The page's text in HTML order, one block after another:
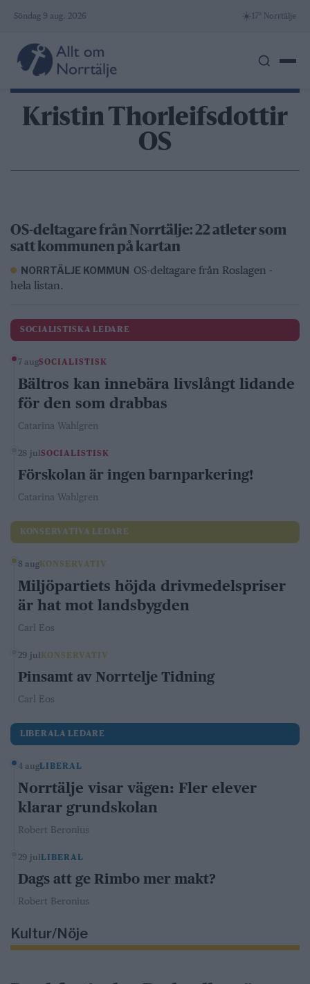
Skip
content
Söndag 9 aug. 2026 ☀️ 17° Norrtälje
Kristin Thorleifsdottir
OS
OS-deltagare från Norrtälje: 22 atleter som
satt kommunen på kartan
NORRTÄLJE KOMMUN OS-deltagare från Roslagen -
hela listan.
SOCIALISTISKA LEDARE
7 augSOCIALISTISK
Bältros kan innebära livslångt lidande
för den som drabbas
Catarina Wahlgren
28 julSOCIALISTISK
Förskolan är ingen barnparkering!
Catarina Wahlgren
KONSERVATIVA LEDARE
8 aug KONSERVATIV
Miljöpartiets höjda drivmedelspriser
är hat mot landsbygden
Carl Eos
29 jul KONSERVATIV
Pinsamt av Norrtelje Tidning
Carl Eos
LIBERALA LEDARE
4 augLIBERAL
Norrtälje visar vägen: Fler elever
klarar grundskolan
Robert Beronius
29 julLIBERAL
Dags att ge Rimbo mer makt?
Robert Beronius
Kultur/Nöje